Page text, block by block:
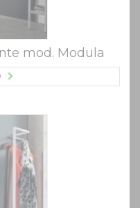
mod. Modula